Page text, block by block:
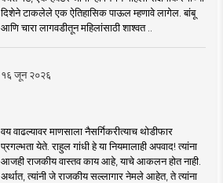
दिशेने टाकलेले एक ऐतिहासिक पाऊल म्हणावे लागेल. बांबू
आणि चारा लागवडीतून महिलांसाठी शाश्वत ..
१६ जून २०२६
वय वाढल्यावर माणसाला नैसर्गिकरीत्याच थोडीफार
प्रगल्भता येते. राहुल गांधी हे या नियमालाही अपवाद! त्यांना
आजही राजकीय वास्तव काय आहे, याचे आकलन होत नाही.
अर्थात, त्यांनी जे राजकीय सल्लागार नेमले आहेत, ते त्यांना